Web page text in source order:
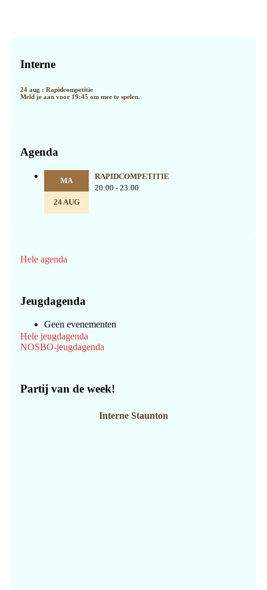
Sidebar
Interne
24 aug : Rapidcompetitie
Meld je aan voor 19:45 om mee te spelen.
Agenda
MA
24 AUG
RAPIDCOMPETITIE
20:00 - 23:00
Hele agenda
Jeugdagenda
Geen evenementen
Hele jeugdagenda
NOSBO-jeugdagenda
Partij van de week!
Interne Staunton